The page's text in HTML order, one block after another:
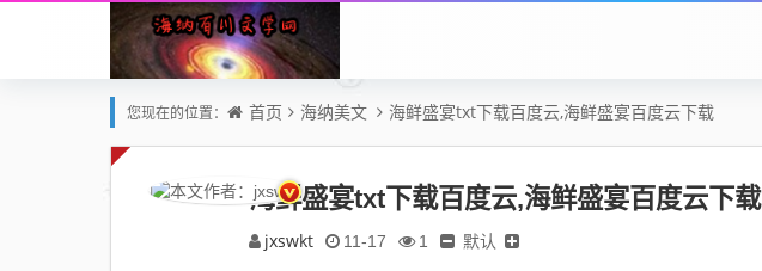
您现在的位置： 首页 海纳美文 海鲜盛宴txt下载百度云,海鲜盛宴百度云下载
海鲜盛宴txt下载百度云,海鲜盛宴百度云下载
jxswkt 11-17 1 默认